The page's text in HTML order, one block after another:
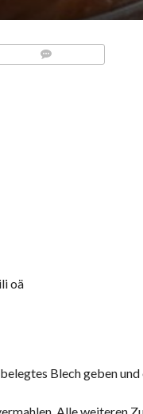
oä
Blech geben und